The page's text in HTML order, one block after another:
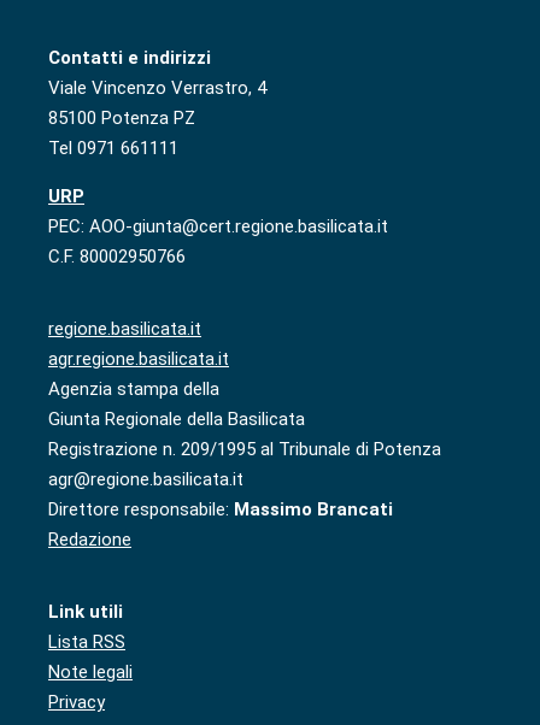
Contatti e indirizzi
Viale Vincenzo Verrastro, 4
85100 Potenza PZ
Tel 0971 661111
URP
PEC: AOO-giunta@cert.regione.basilicata.it
C.F. 80002950766
regione.basilicata.it
agr.regione.basilicata.it
Agenzia stampa della
Giunta Regionale della Basilicata
Registrazione n. 209/1995 al Tribunale di Potenza
agr@regione.basilicata.it
Direttore responsabile: Massimo Brancati
Redazione
Link utili
Lista RSS
Note legali
Privacy